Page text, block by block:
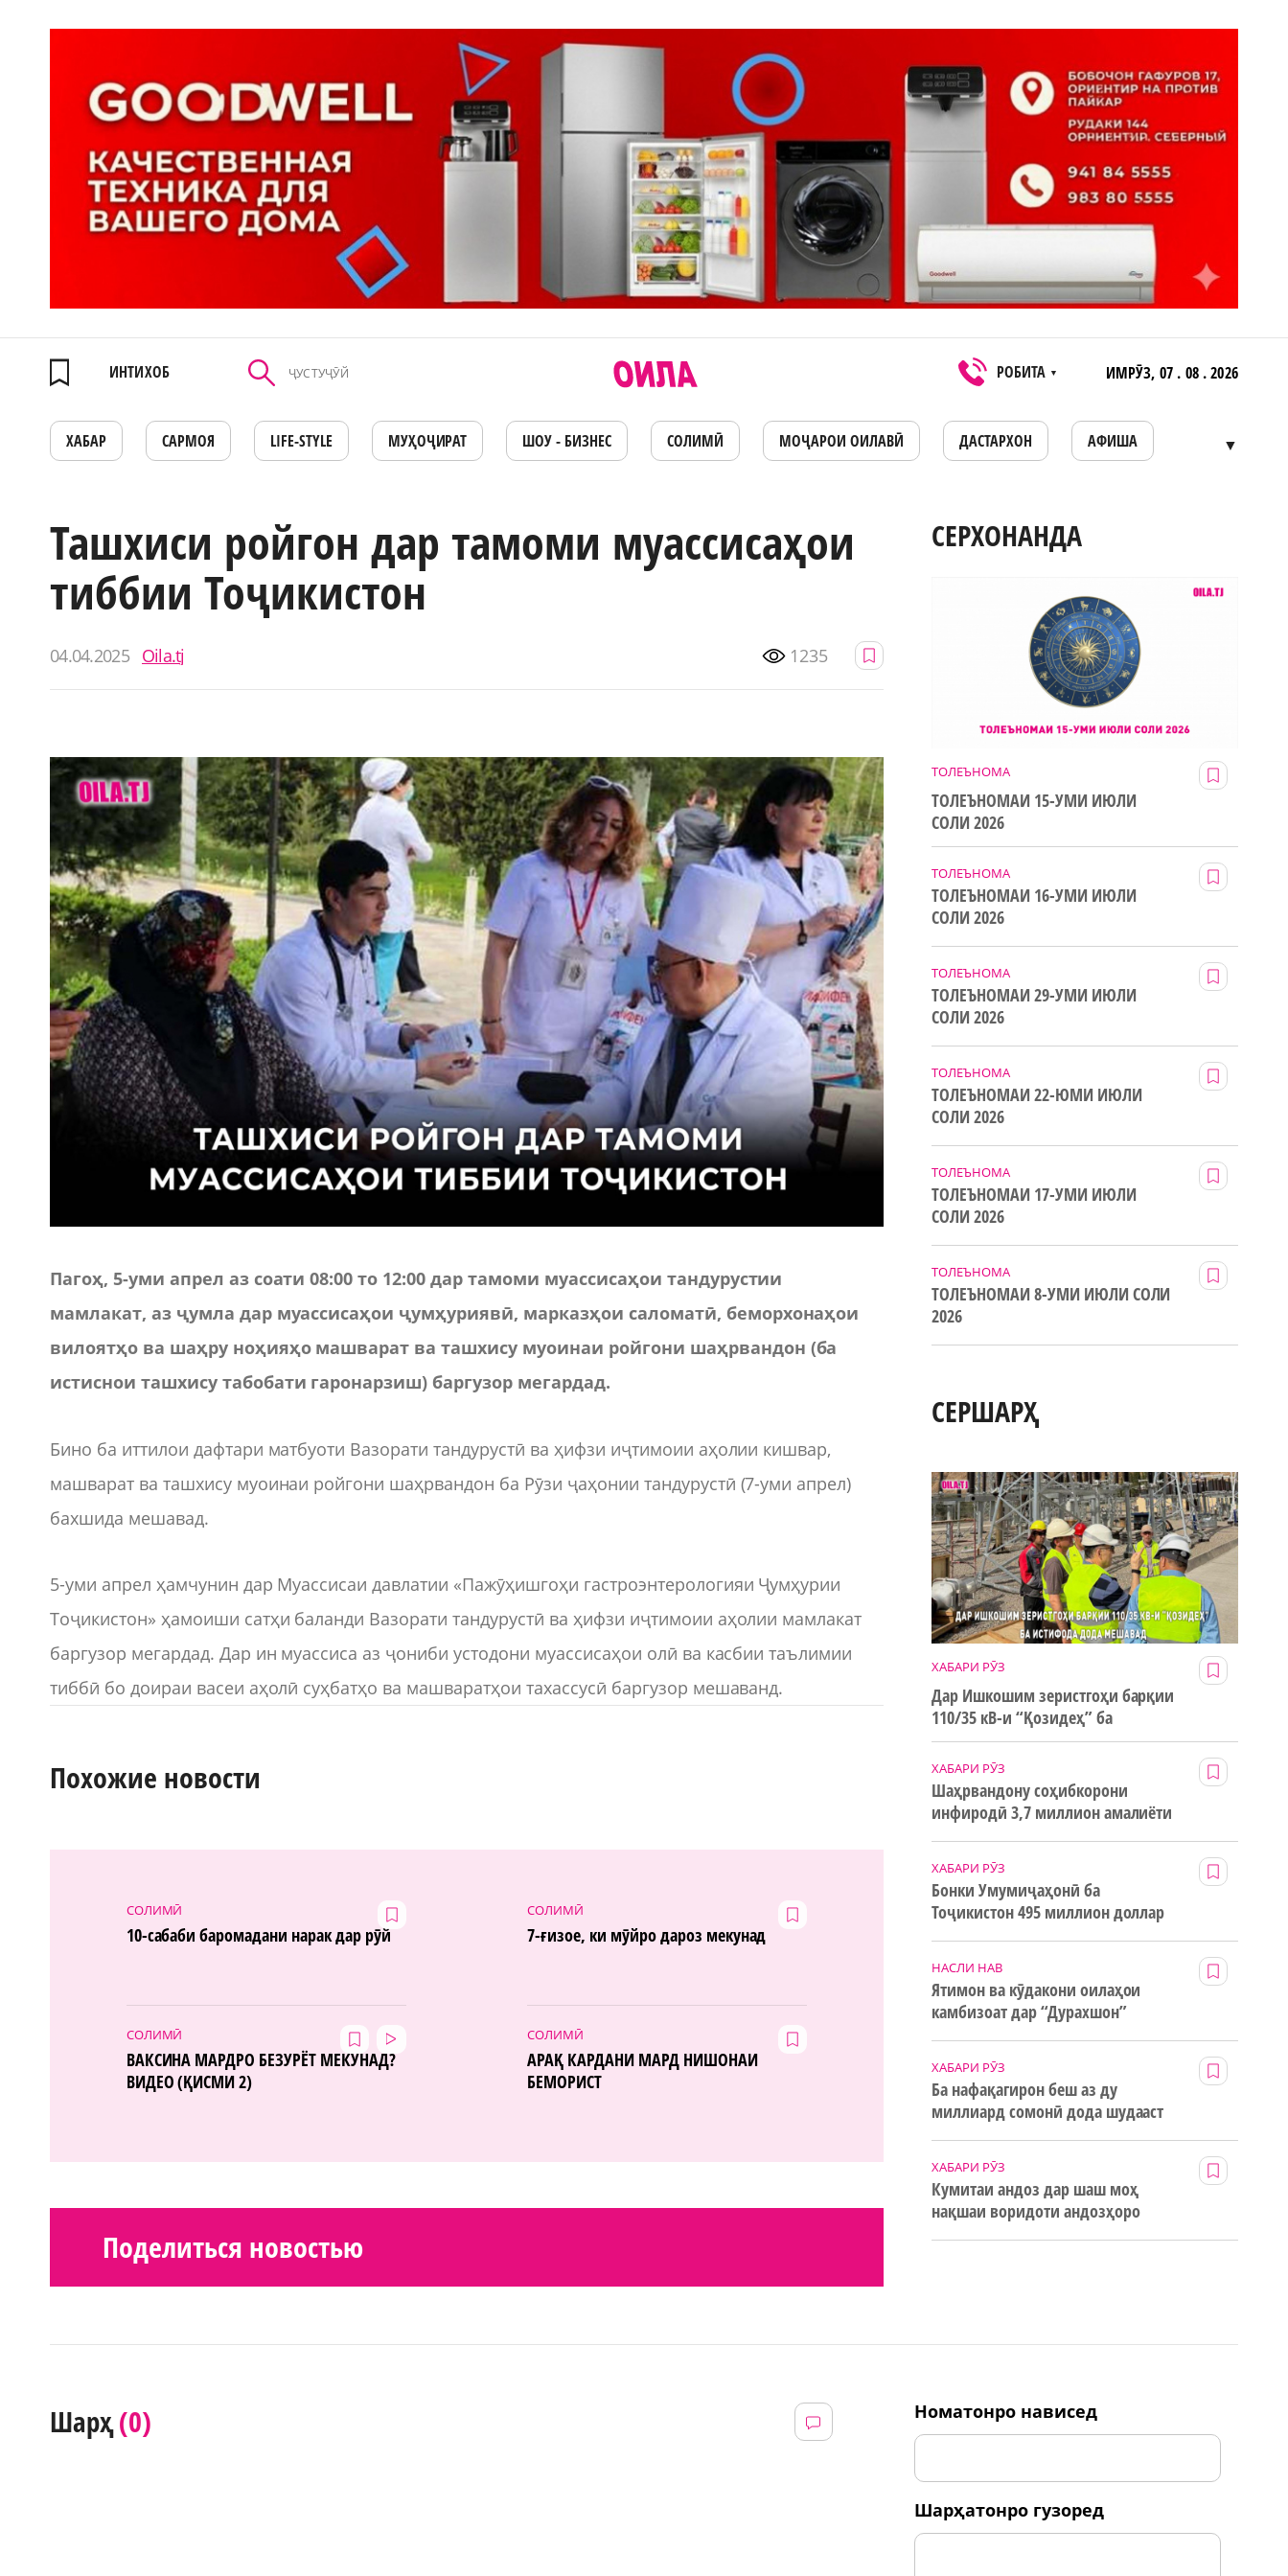
ИНТИХОБ РОБИТА ▼ ИМРӮЗ, 07 . 08 . 2026
ХАБАР САРМОЯ LIFE-STYLE МУҲОҶИРАТ ШОУ - БИЗНЕС СОЛИМӢ МОҶАРОИ ОИЛАВӢ ДАСТАРХОН АФИША ▼
Ташхиси ройгон дар тамоми муассисаҳои
тиббии Тоҷикистон
04.04.2025 Oila.tj 1235
Пагоҳ, 5-уми апрел аз соати 08:00 то 12:00 дар тамоми муассисаҳои тандурустии
мамлакат, аз ҷумла дар муассисаҳои ҷумҳуриявӣ, марказҳои саломатӣ, беморхонаҳои
вилоятҳо ва шаҳру ноҳияҳо машварат ва ташхису муоинаи ройгони шаҳрвандон (ба
истиснои ташхису табобати гаронарзиш) баргузор мегардад.
Бино ба иттилои дафтари матбуоти Вазорати тандурустӣ ва ҳифзи иҷтимоии аҳолии кишвар,
машварат ва ташхису муоинаи ройгони шаҳрвандон ба Рӯзи ҷаҳонии тандурустӣ (7-уми апрел)
бахшида мешавад.
5-уми апрел ҳамчунин дар Муассисаи давлатии «Пажӯҳишгоҳи гастроэнтерологияи Ҷумҳурии
Тоҷикистон» ҳамоиши сатҳи баланди Вазорати тандурустӣ ва ҳифзи иҷтимоии аҳолии мамлакат
баргузор мегардад. Дар ин муассиса аз ҷониби устодони муассисаҳои олӣ ва касбии таълимии
тиббӣ бо доираи васеи аҳолӣ суҳбатҳо ва машваратҳои тахассусӣ баргузор мешаванд.
Похожие новости
СОЛИМӢ
10-сабаби баромадани нарак дар рӯй
СОЛИМӢ
7-ғизое, ки мӯйро дароз мекунад
СОЛИМӢ
ВАКСИНА МАРДРО БЕЗУРЁТ МЕКУНАД?
ВИДЕО (ҚИСМИ 2)
СОЛИМӢ
АРАҚ КАРДАНИ МАРД НИШОНАИ
БЕМОРИСТ
Поделиться новостью
СЕРХОНАНДА
ТОЛЕЪНОМА
ТОЛЕЪНОМАИ 15-УМИ ИЮЛИ
СОЛИ 2026
ТОЛЕЪНОМА
ТОЛЕЪНОМАИ 16-УМИ ИЮЛИ
СОЛИ 2026
ТОЛЕЪНОМА
ТОЛЕЪНОМАИ 29-УМИ ИЮЛИ
СОЛИ 2026
ТОЛЕЪНОМА
ТОЛЕЪНОМАИ 22-ЮМИ ИЮЛИ
СОЛИ 2026
ТОЛЕЪНОМА
ТОЛЕЪНОМАИ 17-УМИ ИЮЛИ
СОЛИ 2026
ТОЛЕЪНОМА
ТОЛЕЪНОМАИ 8-УМИ ИЮЛИ СОЛИ
2026
СЕРШАРҲ
ХАБАРИ РӮЗ
Дар Ишкошим зеристгоҳи барқии
110/35 кВ-и “Қозидеҳ” ба
истифода дода мешавад
ХАБАРИ РӮЗ
Шаҳрвандону соҳибкорони
инфиродӣ 3,7 миллион амалиёти
ХАБАРИ РӮЗ
Бонки Умумиҷаҳонӣ ба
Тоҷикистон 495 миллион доллар
НАСЛИ НАВ
Ятимон ва кӯдакони оилаҳои
камбизоат дар “Дурахшон”
ХАБАРИ РӮЗ
Ба нафақагирон беш аз ду
миллиард сомонӣ дода шудааст
ХАБАРИ РӮЗ
Кумитаи андоз дар шаш моҳ
нақшаи воридоти андозҳоро
Шарҳ(0) номатонро нависед
шарҳатонро гузоред